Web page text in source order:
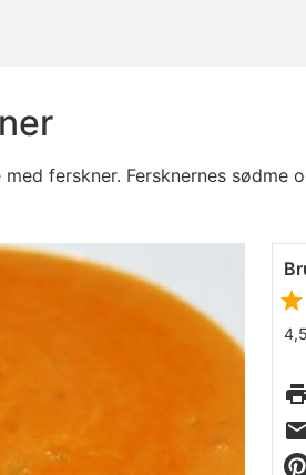
ferskner. Fersknernes sødme
4,5